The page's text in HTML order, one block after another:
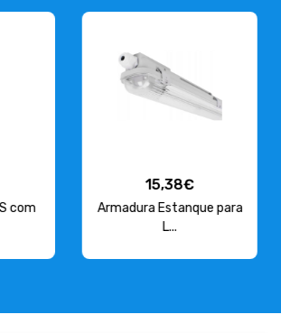
para
85,35€
Quadro de 48 Módulos
P12...